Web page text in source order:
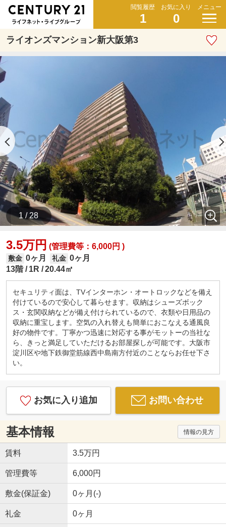
閲覧履歴
1
お気に入り
0
メニュー
ライオンズマンション新大阪第3
1 / 28
3.5万円 (管理費等：6,000円 )
敷金 0ヶ月 礼金 0ヶ月
13階
1R 20.44㎡
セキュリティ面は、TVインターホン・オートロックなどを備え
付けているので安心して暮らせます。収納はシューズボック
ス・玄関収納などが備え付けられているので、衣類や日用品の
収納に重宝します。空気の入れ替えも簡単におこなえる通風良
好の物件です。丁寧かつ迅速に対応する事がモットーの当社な
ら、きっと満足していただけるお部屋探しが可能です。大阪市
淀川区や地下鉄御堂筋線西中島南方付近のことならお任せ下さ
い。
お気に入り追加 お問い合わせ
基本情報 情報の見方
賃料 3.5万円
管理費等 6,000円
敷金(保証金) 0ヶ月(-)
礼金 0ヶ月